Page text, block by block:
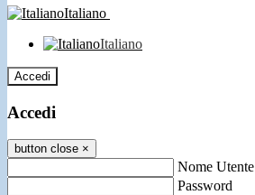
Italiano
Italiano
Accedi
Accedi
button close ×
Nome Utente
Password